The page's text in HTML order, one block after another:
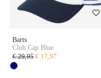
Barts
Club Cap Blue
€ 29,95 € 17,97